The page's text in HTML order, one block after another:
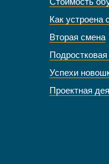
Как устроена
Вторая смена
Успехи
Проектная